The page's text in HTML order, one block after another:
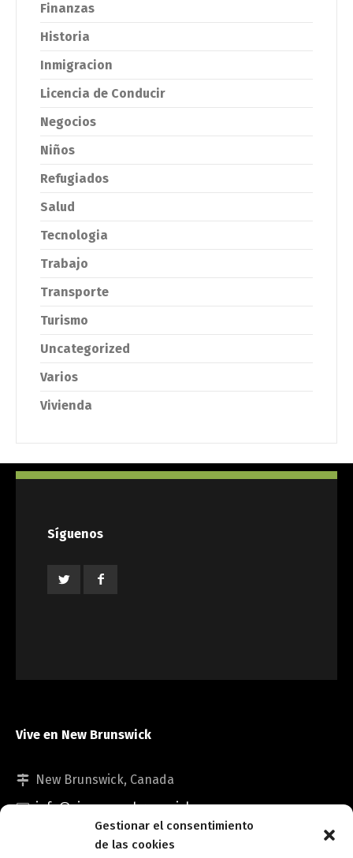
Gestionar el consentimiento
de las cookies
Finanzas
Historia
Inmigracion
Licencia de Conducir
Negocios
Niños
Refugiados
Salud
Tecnologia
Trabajo
Transporte
Turismo
Uncategorized
Varios
Vivienda
Síguenos
Vive en New Brunswick
New Brunswick, Canada
info@viveennewbrunswick.com